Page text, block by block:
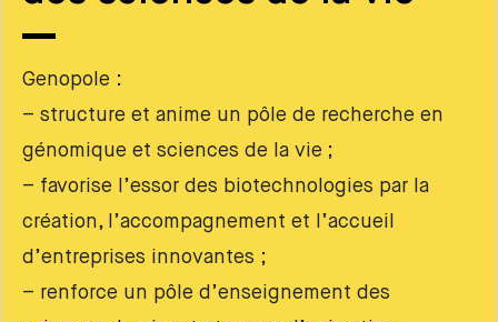
Genopole :
– structure et anime un pôle de recherche en
génomique et sciences de la vie ;
– favorise l’essor des biotechnologies par la
création, l’accompagnement et l’accueil
d’entreprises innovantes ;
– renforce un pôle d’enseignement des